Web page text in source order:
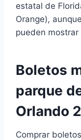
estatal de
Orange),
pueden
Boletos
parque
Orlando
Comprar